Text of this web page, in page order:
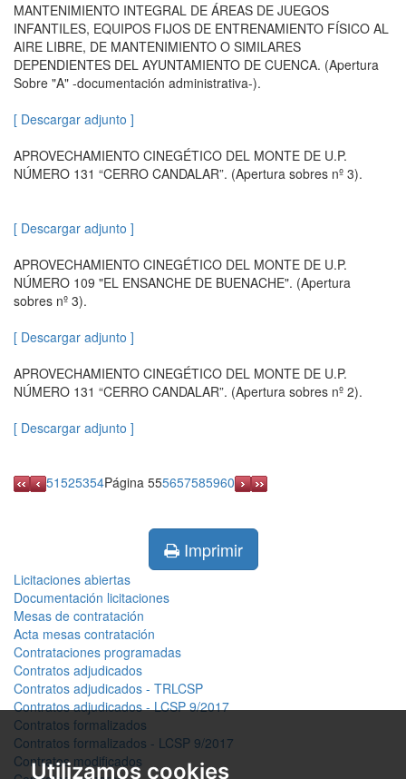
Utilizamos cookies
MANTENIMIENTO INTEGRAL DE ÁREAS DE JUEGOS
INFANTILES, EQUIPOS FIJOS DE ENTRENAMIENTO FÍSICO AL
AIRE LIBRE, DE MANTENIMIENTO O SIMILARES
DEPENDIENTES DEL AYUNTAMIENTO DE CUENCA. (Apertura
Sobre "A" -documentación administrativa-).
[ Descargar adjunto ]
APROVECHAMIENTO CINEGÉTICO DEL MONTE DE U.P.
NÚMERO 131 “CERRO CANDALAR”. (Apertura sobres nº 3).
[ Descargar adjunto ]
APROVECHAMIENTO CINEGÉTICO DEL MONTE DE U.P.
NÚMERO 109 "EL ENSANCHE DE BUENACHE". (Apertura
sobres nº 3).
[ Descargar adjunto ]
APROVECHAMIENTO CINEGÉTICO DEL MONTE DE U.P.
NÚMERO 131 “CERRO CANDALAR”. (Apertura sobres nº 2).
[ Descargar adjunto ]
51525354Página 555657585960
Imprimir
Licitaciones abiertas
Documentación licitaciones
Mesas de contratación
Acta mesas contratación
Contrataciones programadas
Contratos adjudicados
Contratos adjudicados - TRLCSP
Contratos adjudicados - LCSP 9/2017
Contratos formalizados
Contratos formalizados - LCSP 9/2017
Contratos modificados